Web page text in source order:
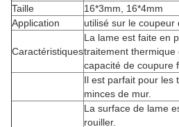
Taille
16*3mm, 16*4mm
Application
utilisé sur le coupeur
Caractéristiques
La lame est faite en
traitement thermique
capacité de coupure
Il est parfait pour les
minces de mur.
La surface de lame
rouiller.